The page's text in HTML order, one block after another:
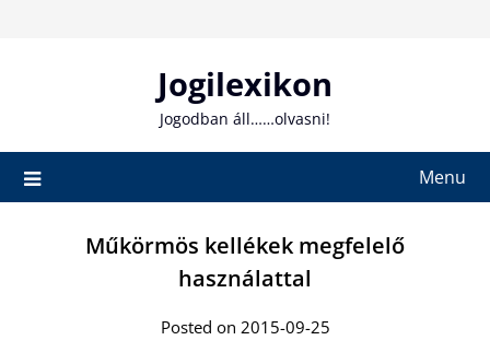
Jogilexikon
Jogodban áll……olvasni!
Menu
Műkörmös kellékek megfelelő
használattal
Posted on 2015-09-25